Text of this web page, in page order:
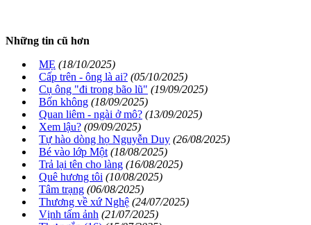
Những tin cũ hơn
MẸ (18/10/2025)
Cấp trên - ông là ai? (05/10/2025)
Cụ ông "đi trong bão lũ" (19/09/2025)
Bốn không (18/09/2025)
Quan liêm - ngài ở mô? (13/09/2025)
Xem lậu? (09/09/2025)
Tự hào dòng họ Nguyễn Duy (26/08/2025)
Bé vào lớp Một (18/08/2025)
Trả lại tên cho làng (16/08/2025)
Quê hương tôi (10/08/2025)
Tâm trạng (06/08/2025)
Thương về xứ Nghệ (24/07/2025)
Vịnh tấm ảnh (21/07/2025)